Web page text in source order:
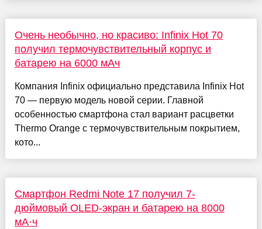
Очень необычно, но красиво: Infinix Hot 70
получил термочувствительный корпус и
батарею на 6000 мАч
Компания Infinix официально представила Infinix Hot
70 — первую модель новой серии. Главной
особенностью смартфона стал вариант расцветки
Thermo Orange с термочувствительным покрытием,
кото...
Смартфон Redmi Note 17 получил 7-
дюймовый OLED-экран и батарею на 8000
мА·ч